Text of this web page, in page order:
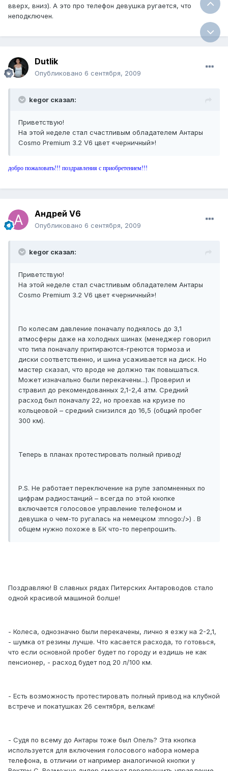
вверх, вниз). А это про телефон девушка ругается, что
неподключен.
Dutlik
Опубликовано 6 сентября, 2009
kegor сказал:
Приветствую!
На этой неделе стал счастливым обладателем Антары
Сosmo Premium 3.2 V6 цвет «черничный»!
добро пожаловать!!! поздравления с приобретением!!!
Андрей V6
Опубликовано 6 сентября, 2009
kegor сказал:
Приветствую!
На этой неделе стал счастливым обладателем Антары
Сosmo Premium 3.2 V6 цвет «черничный»!
По колесам давление поначалу поднялось до 3,1
атмосферы даже на холодных шинах (менеджер говорил
что типа поначалу притираются-греются тормоза и
диски соответственно, и шина усаживается на диск. Но
мастер сказал, что вроде не должно так повышаться.
Может изначально были перекачены...). Проверил и
стравил до рекомендованных 2,1-2,4 атм. Средний
расход был поначалу 22, но проехав на круизе по
кольцеовой – средний снизился до 16,5 (общий пробег
300 км).
Теперь в планах протестировать полный привод!
P.S. Не работает переключение на руле запомненных по
цифрам радиостанций – всегда по этой кнопке
включается голосовое управление телефоном и
девушка о чем-то ругалась на немецком :mnogo:/>) . В
общем нужно похоже в БК что-то перепрошить.
Поздравляю! В славных рядах Питерских Антароводов стало
одной красивой машиной болше!
- Колеса, однозначно были перекачены, лично я езжу на 2-2,1,
- шумка от резины лучше. Что касается расхода, то готовься,
что если основной пробег будет по городу и ездишь не как
пенсионер, - расход будет под 20 л/100 км.
- Есть возможность протестировать полный привод на клубной
встрече и покатушках 26 сентября, велкам!
- Судя по всему до Антары тоже был Опель? Эта кнопка
используется для включения голосового набора номера
телефона, в отличии от например аналогичной кнопки у